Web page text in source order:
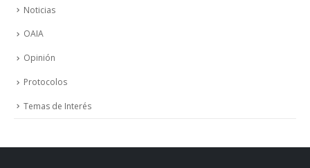
Noticias
OAIA
Opinión
Protocolos
Temas de Interés